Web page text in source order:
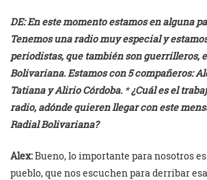
DE: En este momento estamos en alguna
Tenemos una radio muy especial y
periodistas, que también son guerrilleros,
Bolivariana. Estamos con 5 compañeros:
Tatiana y Alirio Córdoba. *¿Cuál es el
radio, adónde quieren llegar con este
Radial Bolivariana?
Alex:Bueno, lo importante para nosotros
pueblo, que nos escuchen para derribar